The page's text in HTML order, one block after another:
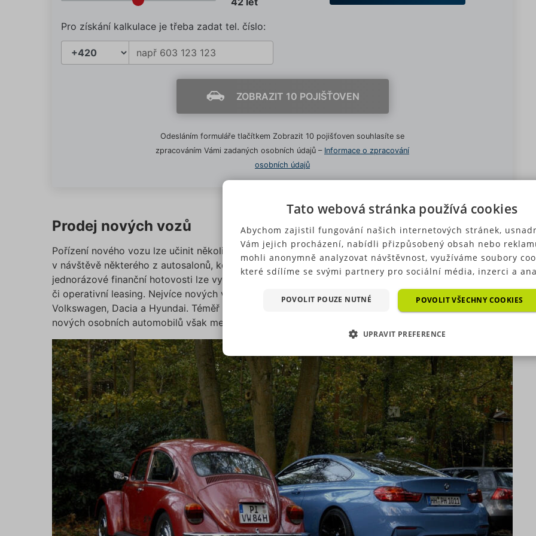
Pro získání kalkulace je třeba zadat tel. číslo:
ZOBRAZIT 10 POJIŠŤOVEN
Odesláním formuláře tlačítkem Zobrazit 10 pojišťoven souhlasíte se
zpracováním Vámi zadaných osobních údajů – Informace o zpracování
osobních údajů
Prodej nových vozů
Pořízení nového vozu lze učinit několika způsoby. Pokud je dostatek peněz na účtu, nic nebrání
v návštěvě některého z autosalonů, kde lze jednoduše vhodný vůz vybrat. V případě nedostatku
jednorázové finanční hotovosti lze vybírat z různých typů půjček – např. spotřebitelský úvěr
či operativní leasing. Nejvíce nových vozů prodává v ČR tradičně Škoda Auto. Následuje
Volkswagen, Dacia a Hyundai. Téměř tři čtvrtiny prodaných nových aut jsou firemní vozy. Prodej
nových osobních automobilů však meziročně klesá, a to zhruba o jednu desetinu.
Tato webová stránka používá cookies
Abychom zajistil fungování našich internetových stránek,
Vám jejich procházení, nabídli přizpůsobený obsah nebo
mohli anonymně analyzovat návštěvnost, využíváme soubory
které sdílíme se svými partnery pro sociální média, inzerci a
soubory, nezařazené soubory) můžeme využívat pouze s Vaším
předchozím souhlasem, který můžete udělit zaškrtnutím políčka
Souhlas s použitím všech těchto typů cookies můžete udělit také
jednoduše jedním kliknutím na tlačítko „Povolit všechny
Pokud si nepřejete udělit souhlas s používáním žádného z
typů cookies, klikněte na tlačítko „Povolit pouze nutné cookies“, a
budeme využívat pouze tzv. nutné nebo funkční cookies, jejichž
použití je nezbytné pro chod této webové stránky. Nastavení
můžete kdykoliv upravit na podstránce "Změnit nastavení
zápatí našich internetových stránek. Další informace naleznete v
našich
Zásadách ochrany osobních údajůaZásadách používání
souborů cookie.“
POVOLIT VŠECHNY COOKIES
POVOLIT POUZE NUTNÉ
UPRAVIT PREFERENCE
NEZBYTNĚ NUTNÉ SOUBORY VÝKONOVÉ SOUBORY
SOUBORY CÍLENÍ FUNKČNÍ SOUBORY
NEZAŘAZENÉ SOUBORY
Nezbytně nutné soubory Výkonové soubory Soubory cílení
Funkční
Nezařazené soubory
Nezbytně nutné soubory cookies zprostředkovávají základní funkčnost stránky, web bez nich
fungovat. Tyto cookies můžeme využívat i bez Vašeho souhlasu.